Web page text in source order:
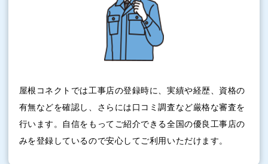
屋根コネクトでは工事店の登録時に、実績や経歴、資格の
有無などを確認し、さらには口コミ調査など厳格な審査を
行います。自信をもってご紹介できる全国の優良工事店の
みを登録しているので安心してご利用いただけます。